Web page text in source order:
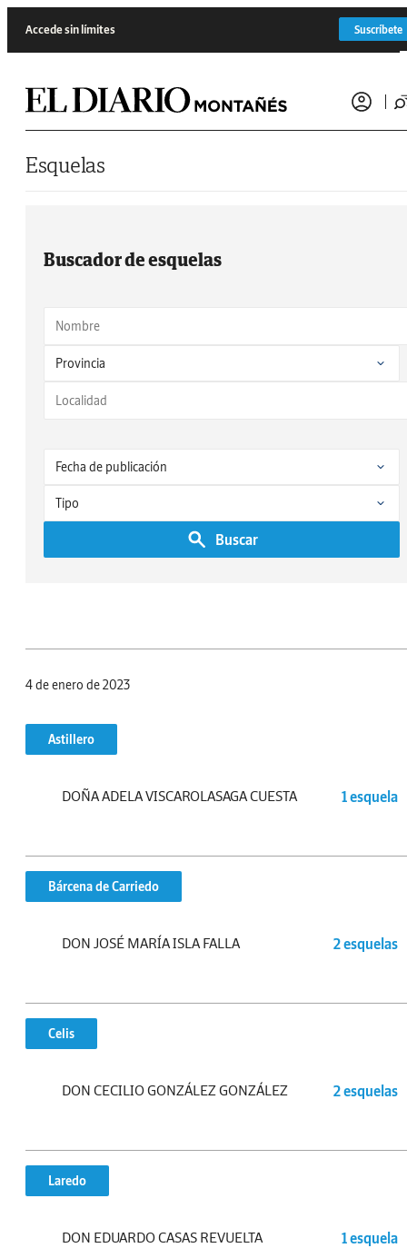
Accede sin límites Suscríbete
Esquelas
Buscador de esquelas
Buscar
4 de enero de 2023
Astillero
DOÑA ADELA VISCAROLASAGA CUESTA 1 esquela
Bárcena de Carriedo
DON JOSÉ MARÍA ISLA FALLA 2 esquelas
Celis
DON CECILIO GONZÁLEZ GONZÁLEZ 2 esquelas
Laredo
DON EDUARDO CASAS REVUELTA 1 esquela